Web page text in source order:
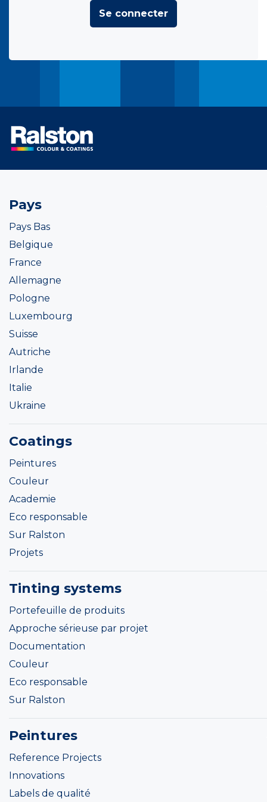
Se connecter
Pays
Pays Bas
Belgique
France
Allemagne
Pologne
Luxembourg
Suisse
Autriche
Irlande
Italie
Ukraine
Coatings
Peintures
Couleur
Academie
Eco responsable
Sur Ralston
Projets
Tinting systems
Portefeuille de produits
Approche sérieuse par projet
Documentation
Couleur
Eco responsable
Sur Ralston
Peintures
Reference Projects
Innovations
Labels de qualité